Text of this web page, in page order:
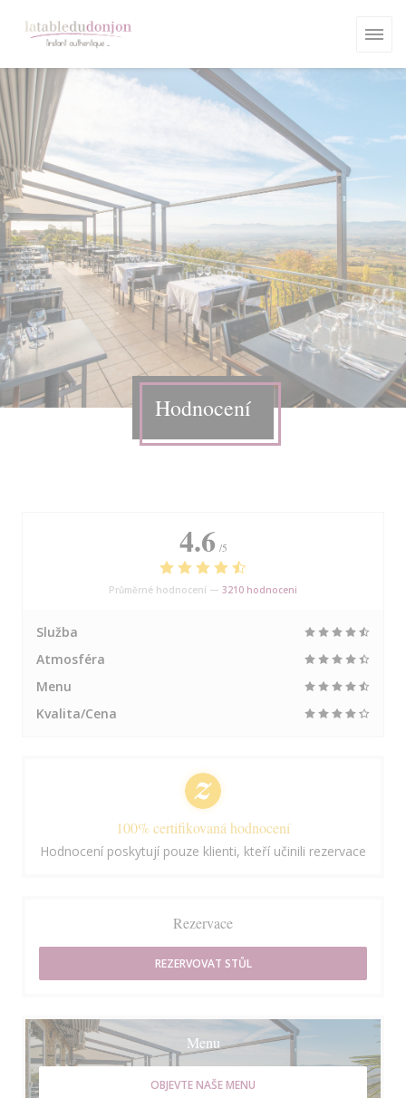
Hodnocení
4.6 /5
Průměrné hodnocení — 3210 hodnoceni
Služba
Atmosféra
Menu
Kvalita/Cena
100% certifikovaná hodnocení
Hodnocení poskytují pouze klienti, kteří učinili rezervace
Rezervace
REZERVOVAT STŮL
Menu
OBJEVTE NAŠE MENU